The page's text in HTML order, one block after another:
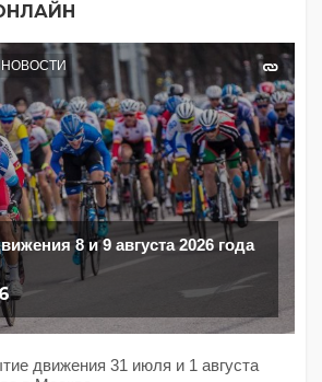
НОВОСТИ
8 и 9 августа 2026 года
движения 31 июля и 1 августа